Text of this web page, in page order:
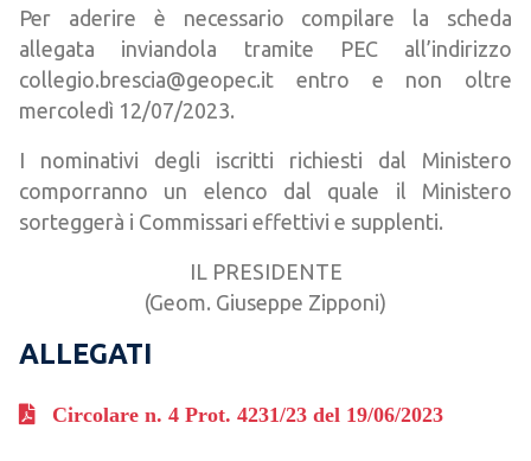
Per aderire è necessario compilare la scheda
allegata inviandola tramite PEC all’indirizzo
collegio.brescia@geopec.it entro e non oltre
mercoledì 12/07/2023.
I nominativi degli iscritti richiesti dal Ministero
comporranno un elenco dal quale il Ministero
sorteggerà i Commissari effettivi e supplenti.
IL PRESIDENTE
(Geom. Giuseppe Zipponi)
ALLEGATI
Circolare n. 4 Prot. 4231/23 del 19/06/2023